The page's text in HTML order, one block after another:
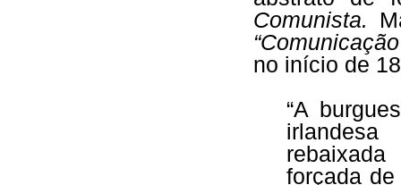
Comunista.
no início de
“A
forçada